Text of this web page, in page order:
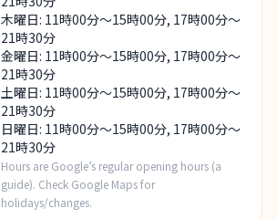
木曜日: 11時00分～15時00分, 17時00分～
21時30分
金曜日: 11時00分～15時00分, 17時00分～
21時30分
土曜日: 11時00分～15時00分, 17時00分～
21時30分
日曜日: 11時00分～15時00分, 17時00分～
21時30分
Hours are Google’s regular opening hours (a
guide). Check Google Maps for
holidays/changes.